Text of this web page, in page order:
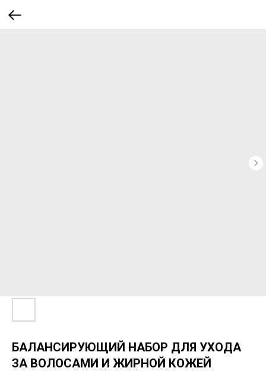
БАЛАНСИРУЮЩИЙ НАБОР ДЛЯ УХОДА
ЗА ВОЛОСАМИ И ЖИРНОЙ КОЖЕЙ